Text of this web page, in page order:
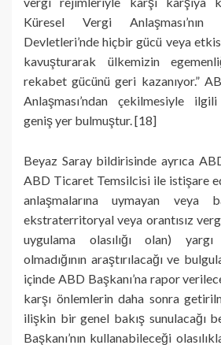
Küresel Vergi
Devletleri’nde hiçbir gücü veya etkisi
kavuşturarak ülkemizin
rekabet gücünü geri kazanıyor.”
Anlaşması’ndan çekilmesiyle
geniş yer bulmuştur. [18]
Beyaz Saray bildirisinde ayrıca
ABD Ticaret Temsilcisi ile istişare
anlaşmalarına uymayan
ekstraterritoryal veya orantısız
uygulama olasılığı olan)
olmadığının araştırılacağı ve
içinde ABD Başkanı’na rapor
karşı önlemlerin daha sonra
ilişkin bir genel bakış sunulacağı
Başkanı’nın kullanabileceği